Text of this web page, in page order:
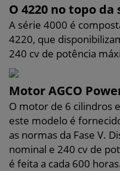
O 4220 no topo da
A série 4000 é
4220, que
240 cv de potência
Motor AGCO
O motor de 6 cilindros
este modelo é
as normas da Fase V.
nominal e 240 cv de
é feita a cada 600 horas.